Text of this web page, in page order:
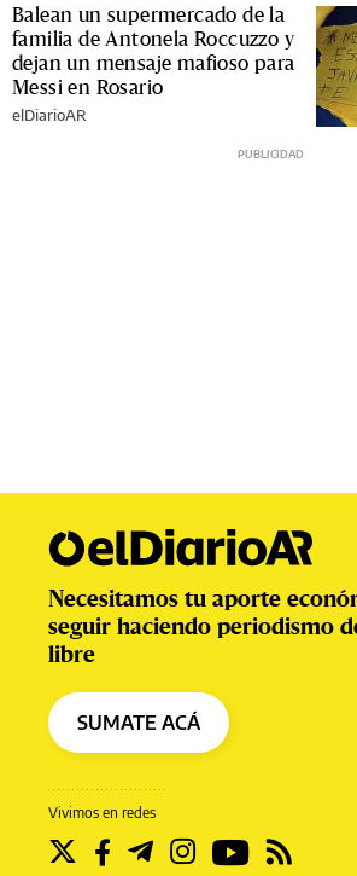
Balean un supermercado de la
familia de Antonela Roccuzzo y
dejan un mensaje mafioso para
Messi en Rosario
elDiarioAR
Vivimos en redes
Necesitamos tu aporte
seguir haciendo periodismo
libre
SUMATE ACÁ